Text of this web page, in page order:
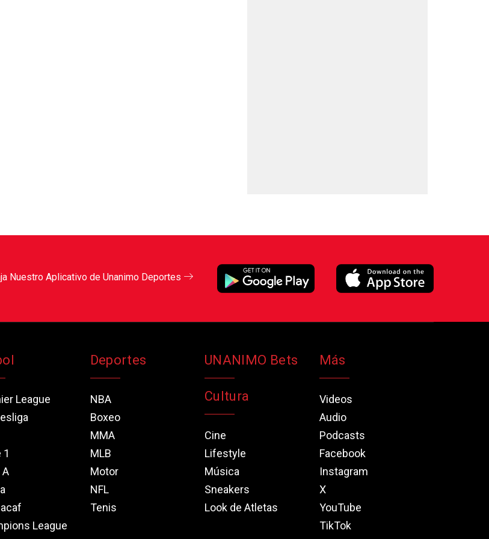
Nuestro Aplicativo de Unanimo Deportes
League
1
A
League
Deportes
NBA
Boxeo
MMA
MLB
Motor
NFL
Tenis
UNANIMO Bets
Cultura
Cine
Lifestyle
Música
Sneakers
Look de Atletas
Más
Videos
Audio
Podcasts
Facebook
Instagram
X
YouTube
TikTok